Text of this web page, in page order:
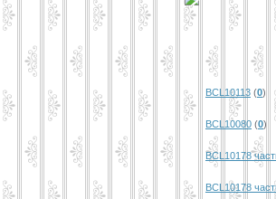
BCL10113 (0)
BCL10080 (0)
BCL10178
BCL10178